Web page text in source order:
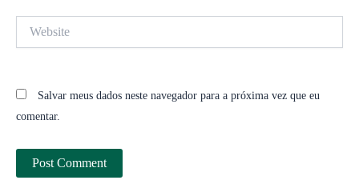
Salvar meus dados neste navegador para a próxima vez que eu
comentar.